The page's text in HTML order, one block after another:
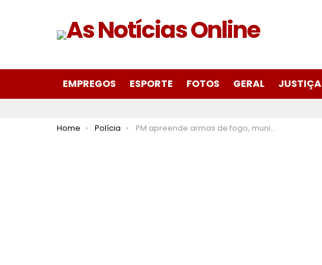
EMPREGOS ESPORTE FOTOS GERAL JUSTIÇA
You are here:
Home Polícia PM apreende armas de fogo, munições, drogas e prende cinco autores de homicídio tentado em Manhumirim